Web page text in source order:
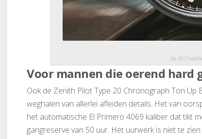
De 2017-
Voor mannen die oerend hard
Ook de Zenith Pilot Type 20 Chronograph Ton Up
weghalen van allerlei afleiden details. Het van
het automatische El Primero 4069 kaliber dat tikt
gangreserve van 50 uur. Het uurwerk is niet te